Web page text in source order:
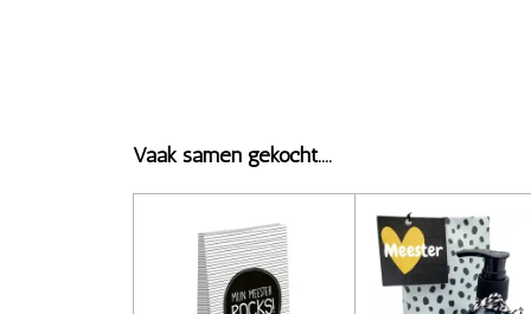
Vaak samen gekocht....